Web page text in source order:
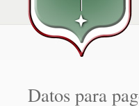
Datos para